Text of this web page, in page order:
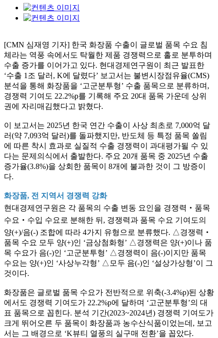
[CMN 심재영 기자] 한국 화장품 수출이 글로벌 품목 수요 침
체라는 역풍 속에서도 탁월한 제품 경쟁력으로 홀로 분투하며
수출 증가를 이어가고 있다. 현대경제연구원이 최근 발표한
‘수출 1조 달러, K에 달렸다’ 보고서는 불변시장점유율(CMS)
분석을 통해 화장품을 ‘고군분투형’ 수출 품목으로 분류하며,
경쟁력 기여도 22.2%p를 기록해 주요 20대 품목 가운데 상위
권에 자리매김했다고 밝혔다.
이 보고서는 2025년 한국 연간 수출이 사상 최초로 7,000억 달
러(약 7,093억 달러)를 돌파했지만, 반도체 등 특정 품목 쏠림
에 따른 착시 효과로 실질적 수출 경쟁력이 과대평가될 수 있
다는 문제의식에서 출발한다. 주요 20개 품목 중 2025년 수출
증가율(3.8%)을 상회한 품목이 8개에 불과한 것이 그 방증이
다.
화장품, 전 지역서 경쟁력 강화
현대경제연구원은 각 품목의 수출 변동 요인을 경쟁력‧품목
수요‧수입 수요로 분해한 뒤, 경쟁력과 품목 수요 기여도의
양(+)/음(-) 조합에 따라 4가지 유형으로 분류했다. △경쟁력‧
품목 수요 모두 양(+)인 ‘금상첨화형’ △경쟁력은 양(+)이나 품
목 수요가 음(-)인 ‘고군분투형’ △경쟁력이 음(-)이지만 품목
수요는 양(+)인 ‘사상누각형’ △모두 음(-)인 ‘설상가상형’이 그
것이다.
화장품은 글로벌 품목 수요가 전반적으로 위축(-3.4%p)된 상황
에서도 경쟁력 기여도가 22.2%p에 달하며 ‘고군분투형’의 대
표 품목으로 꼽힌다. 분석 기간(2023~2024년) 경쟁력 기여도가
크게 뛰어오른 두 품목이 화장품과 농수산식품이었는데, 보고
서는 그 배경으로 ‘K뷰티 열풍의 실구매 전환’을 꼽았다.